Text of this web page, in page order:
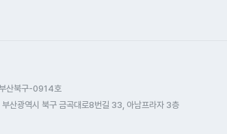
산북구-0914호
부산광역시 북구 금곡대로8번길 33, 아남프라자 3층